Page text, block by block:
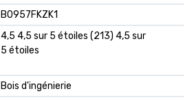
B0957FKZK1
4,5 4,5 sur 5 étoiles (213) 4,5 sur
5 étoiles
Bois d'ingénierie